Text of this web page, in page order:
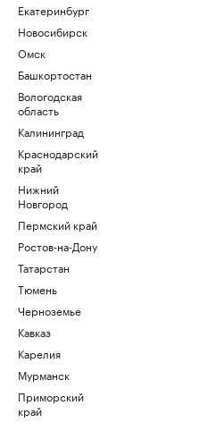
Екатеринбург
Новосибирск
Омск
Башкортостан
Вологодская
область
Калининград
Краснодарский
край
Нижний
Новгород
Пермский край
Ростов-на-Дону
Татарстан
Тюмень
Черноземье
Кавказ
Карелия
Мурманск
Приморский
край